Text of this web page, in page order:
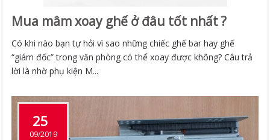
Mua mâm xoay ghế ở đâu tốt nhất ?
Có khi nào bạn tự hỏi vì sao những chiếc ghế bar hay ghế
“giám đốc” trong văn phòng có thể xoay được không? Câu trả
lời là nhờ phụ kiện M...
25
09/2019